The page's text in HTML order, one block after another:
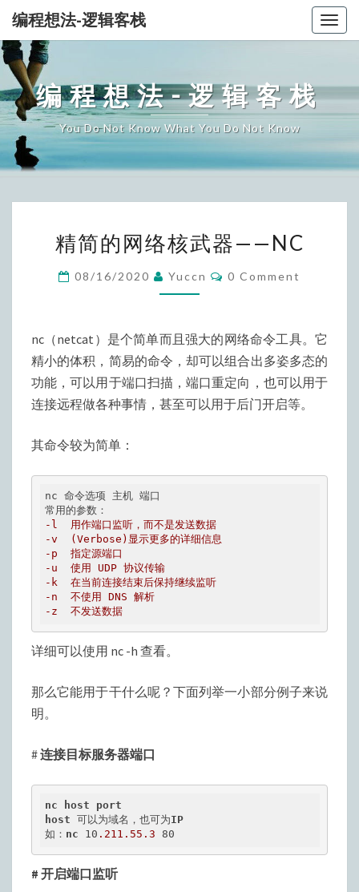
编程想法-逻辑客栈
编程想法-逻辑客栈
You Do Not Know What You Do Not Know
简
网
核
武
器
——
精简的网络核武器——NC
08/16/2020 Yuccn Comments
0 Comment
nc（netcat）是个简单而且强大的网络命令工具。它
精小的体积，简易的命令，却可以组合出多姿多态的
功能，可以用于端口扫描，端口重定向，也可以用于
连接远程做各种事情，甚至可以用于后门开启等。
其命令较为简单：
nc 命令选项 主机 端口
-l  用作端口监听，而不是发送数据
-v  (Verbose)显示更多的详细信息
-p  指定源端口
-u  使用 UDP 协议传输
-k  在当前连接结束后保持继续监听
-n  不使用 DNS 解析
-z  不发送数据
详细可以使用 nc -h 查看。
那么它能用于干什么呢？下面列举一小部分例子来说
明。
#连接目标服务器端口
nc host
port
host 可以为域名，也可为IP
如： nc 10 .211 .55 .3 80
# 开启端口监听